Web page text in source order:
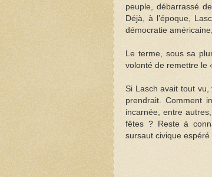
peuple, débarrassé
Déjà, à l’époque,
démocratie
Le terme, sous sa
volonté de remettre le
Si Lasch avait tout vu,
prendrait. Comment
incarnée, entre
fêtes ? Reste à
sursaut civique